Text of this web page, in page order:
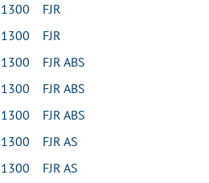
FJR
FJR
FJR ABS
FJR ABS
FJR ABS
FJR AS
FJR AS